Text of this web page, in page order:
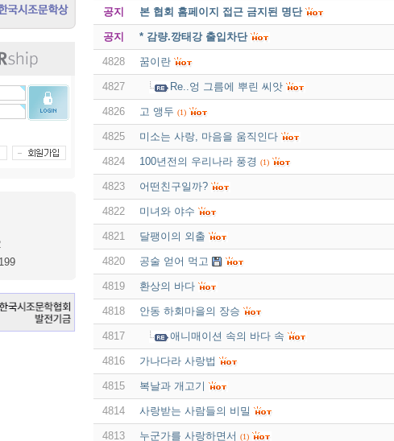
공지 본 협회 홈페이지 접근 금지된 명단
공지 * 감량.깡태강 출입차단
4828 꿈이란
4827 Re..엉 그름에 뿌린 씨앗
4826 고 앵두 (1)
4825 미소는 사랑, 마음을 움직인다
4824 100년전의 우리나라 풍경 (1)
4823 어떤친구일까?
4822 미녀와 야수
4821 달팽이의 외출
4820 공술 얻어 먹고
4819 환상의 바다
4818 안동 하회마을의 장승
4817 애니매이션 속의 바다 속
4816 가나다라 사랑법
4815 복날과 개고기
4814 사랑받는 사람들의 비밀
4813 누군가를 사랑하면서 (1)